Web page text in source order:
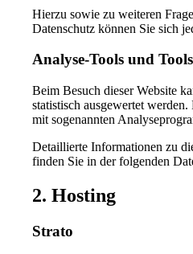
Hierzu sowie zu weiteren
Datenschutz können Sie sich
Analyse-Tools und
Beim Besuch dieser Website
statistisch ausgewertet
mit sogenannten
Detaillierte Informationen zu
finden Sie in der folgenden
2. Hosting
Strato